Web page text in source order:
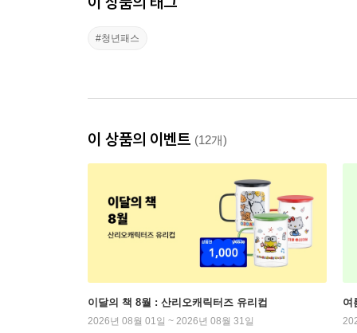
#청년패스
이 상품의 이벤트 (12개)
이달의 책 8월 : 산리오캐릭터즈 유리컵
2026년 08월 01일 ~ 2026년 08월 31일
여